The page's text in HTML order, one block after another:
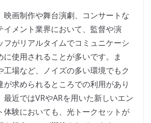
映画制作や舞台演劇、コンサートな
イメント業界において、監督や演
フがリアルタイムでコミュニケーシ
に使用されることが多いです。ま
工場など、ノイズの多い環境でもク
が求められるところでの利用があり
最近ではVRやARを用いた新しいエン
体験においても、光トークセットが